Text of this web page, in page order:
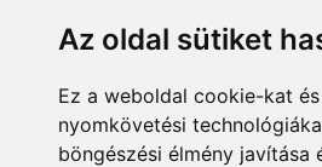
Az oldal sütiket
Ez a weboldal cookie-kat
nyomkövetési
böngészési élmény javítása